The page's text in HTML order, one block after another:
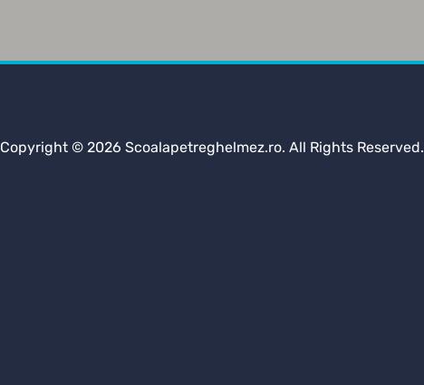
Copyright © 2026 Scoalapetreghelmez.ro. All Rights Reserved.